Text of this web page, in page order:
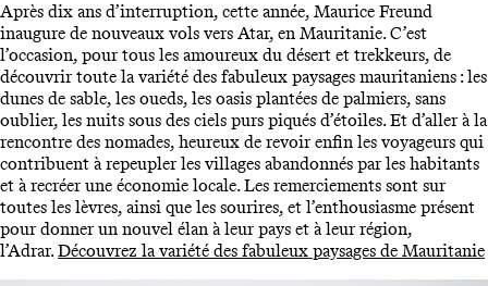
Après dix ans d’interruption, cette année, Maurice Freund
inaugure de nouveaux vols vers Atar, en Mauritanie. C’est
l’occasion, pour tous les amoureux du désert et trekkeurs, de
découvrir toute la variété des fabuleux paysages mauritaniens : les
dunes de sable, les oueds, les oasis plantées de palmiers, sans
oublier, les nuits sous des ciels purs piqués d’étoiles. Et d’aller à la
rencontre des nomades, heureux de revoir enfin les voyageurs qui
contribuent à repeupler les villages abandonnés par les habitants
et à recréer une économie locale. Les remerciements sont sur
toutes les lèvres, ainsi que les sourires, et l’enthousiasme présent
pour donner un nouvel élan à leur pays et à leur région,
l’Adrar.Découvrez la variété des fabuleux paysages de Mauritanie